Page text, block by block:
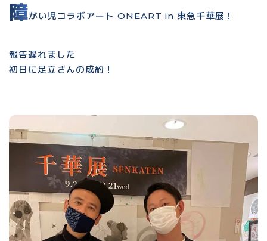
障がい児コラボアート ONEART in 東急千華展！
報告遅れました
初日に足立さんの成約！